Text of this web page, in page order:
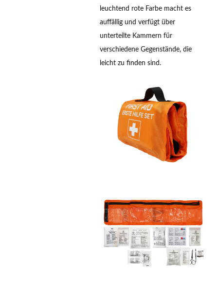
leuchtend rote Farbe macht es
auffällig und verfügt über
unterteilte Kammern für
verschiedene Gegenstände, die
leicht zu finden sind.